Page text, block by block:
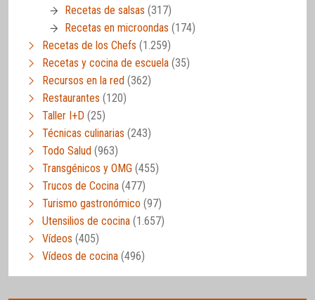
Recetas de salsas (317)
Recetas en microondas (174)
Recetas de los Chefs (1.259)
Recetas y cocina de escuela (35)
Recursos en la red (362)
Restaurantes (120)
Taller I+D (25)
Técnicas culinarias (243)
Todo Salud (963)
Transgénicos y OMG (455)
Trucos de Cocina (477)
Turismo gastronómico (97)
Utensilios de cocina (1.657)
Vídeos (405)
Vídeos de cocina (496)